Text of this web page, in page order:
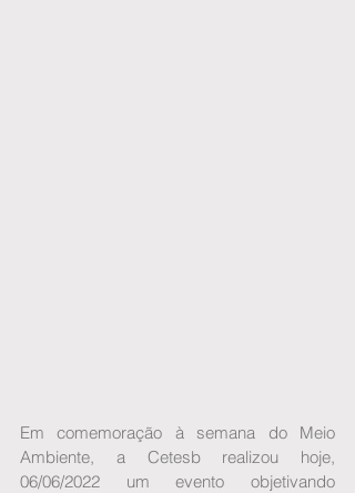
Em comemoração à semana do Meio
Ambiente, a Cetesb realizou hoje,
06/06/2022 um evento objetivando